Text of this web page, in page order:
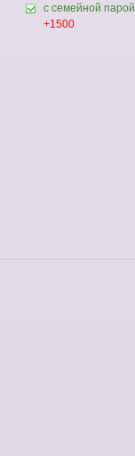
с семейной парой
+1500